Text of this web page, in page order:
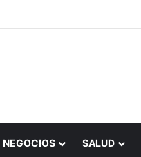
NEGOCIOS SALUD